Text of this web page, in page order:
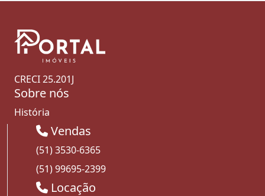
CRECI 25.201J
Sobre nós
História
Vendas
(51) 3530-6365
(51) 99695-2399
Locação